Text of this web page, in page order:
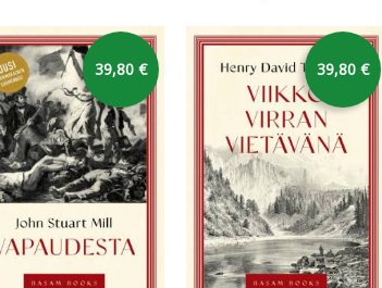
39,80 € 39,80 €